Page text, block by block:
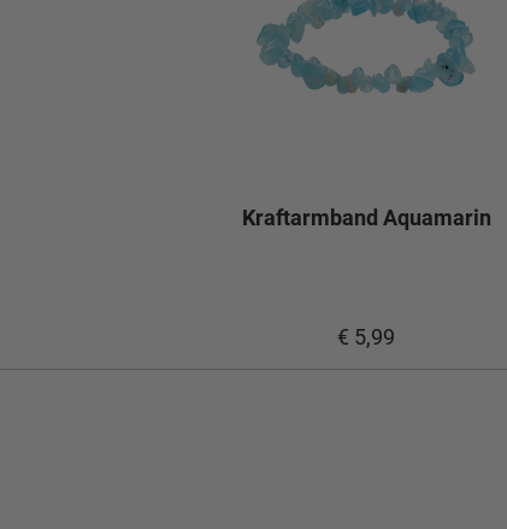
Kraftarmband Aquamarin
€ 5,99